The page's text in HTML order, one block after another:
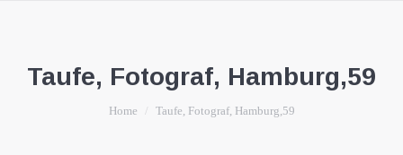
Taufe, Fotograf, Hamburg,59
You are here:
Home Taufe, Fotograf, Hamburg,59